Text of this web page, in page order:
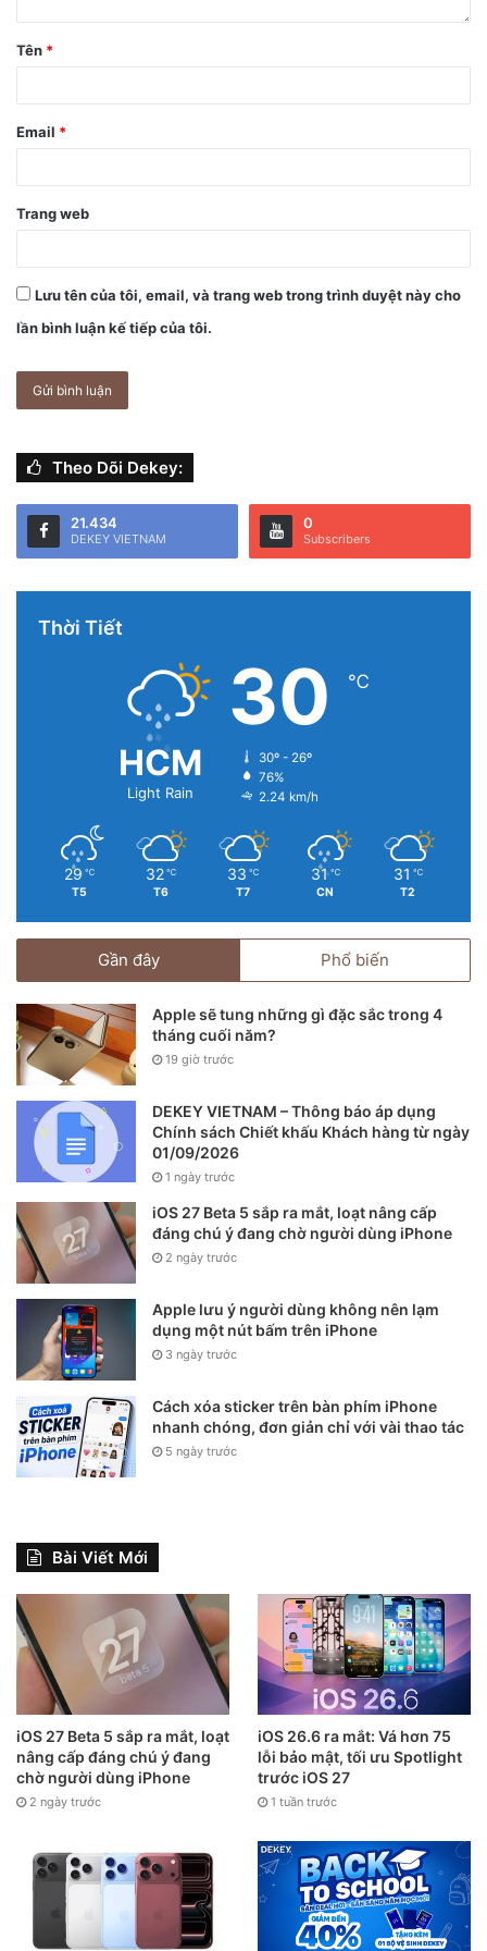
Tên *
Email *
Trang web
Lưu tên của tôi, email, và trang web trong trình duyệt này cho
lần bình luận kế tiếp của tôi.
Theo Dõi Dekey:
21.434
DEKEY VIETNAM
0
Subscribers
Thời Tiết
HCM
Light Rain
30 ℃
30º - 26º
76%
2.24 km/h
29 ℃
T5
32 ℃
T6
33 ℃
T7
31 ℃
CN
31 ℃
T2
Gần đây Phổ biến
Apple sẽ tung những gì đặc sắc trong 4
tháng cuối năm?
19 giờ trước
DEKEY VIETNAM – Thông báo áp dụng
Chính sách Chiết khấu Khách hàng từ ngày
01/09/2026
1 ngày trước
iOS 27 Beta 5 sắp ra mắt, loạt nâng cấp
đáng chú ý đang chờ người dùng iPhone
2 ngày trước
Apple lưu ý người dùng không nên lạm
dụng một nút bấm trên iPhone
3 ngày trước
Cách xóa sticker trên bàn phím iPhone
nhanh chóng, đơn giản chỉ với vài thao tác
5 ngày trước
Bài Viết Mới
iOS 27 Beta 5 sắp ra mắt, loạt
nâng cấp đáng chú ý đang
chờ người dùng iPhone
2 ngày trước
iOS 26.6 ra mắt: Vá hơn 75
lỗi bảo mật, tối ưu Spotlight
trước iOS 27
1 tuần trước